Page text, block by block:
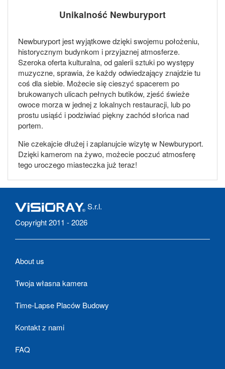
Unikalność Newburyport
Newburyport jest wyjątkowe dzięki swojemu położeniu,
historycznym budynkom i przyjaznej atmosferze.
Szeroka oferta kulturalna, od galerii sztuki po występy
muzyczne, sprawia, że każdy odwiedzający znajdzie tu
coś dla siebie. Możecie się cieszyć spacerem po
brukowanych ulicach pełnych butików, zjeść świeże
owoce morza w jednej z lokalnych restauracji, lub po
prostu usiąść i podziwiać piękny zachód słońca nad
portem.
Nie czekajcie dłużej i zaplanujcie wizytę w Newburyport.
Dzięki kamerom na żywo, możecie poczuć atmosferę
tego uroczego miasteczka już teraz!
S.r.l.
Copyright 2011 - 2026
About us
Twoja własna kamera
Time-Lapse Placów Budowy
Kontakt z nami
FAQ